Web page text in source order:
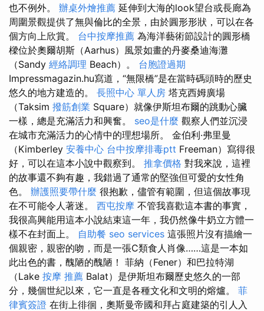
也不例外。 辦桌外燴推薦 延伸到大海的look望台或長廊為
周圍景觀提供了無與倫比的全景，由於圓形形狀，可以在各
個方向上欣賞。 台中按摩推薦 為海洋藝術節設計的圓形橋
樑位於奧爾胡斯（Aarhus）風景如畫的丹麥桑迪海灘
（Sandy 經絡調理 Beach）。 台胞證過期
Impressmagazin.hu寫道，“無限橋”是在當時碼頭時的歷史
悠久的地方建造的。 長照中心 單人房 塔克西姆廣場
（Taksim 撥筋創業 Square）就像伊斯坦布爾的跳動心臟
一樣，總是充滿活力和興奮。 seo是什麼 觀察人們並沉浸
在城市充滿活力的心情中的理想場所。 金伯利·弗里曼
（Kimberley 安養中心 台中按摩排毒ptt Freeman）寫得很
好，可以在這本小說中觀察到。 推拿價格 對我來說，這裡
的故事還不夠有趣，我錯過了通常的堅強但可愛的女性角
色。 辦護照要帶什麼 很抱歉，儘管有範圍，但這個故事現
在不可能令人著迷。 西屯按摩 不管我喜歡這本書的事實，
我很高興能用這本小說結束這一年，我仍然像牛奶立方體一
樣不在封面上。 自助餐 seo services 這張照片沒有描繪一
個親密，親密的吻，而是一張C類食人肖像……這是一本如
此出色的書，醜陋的醜陋！ 菲納（Fener）和巴拉特湖
（Lake 按摩 推薦 Balat）是伊斯坦布爾歷史悠久的一部
分，幾個世紀以來，它一直是各種文化和文明的熔爐。 菲
律賓簽證 在街上徘徊，奧斯曼帝國和拜占庭建築的引人入